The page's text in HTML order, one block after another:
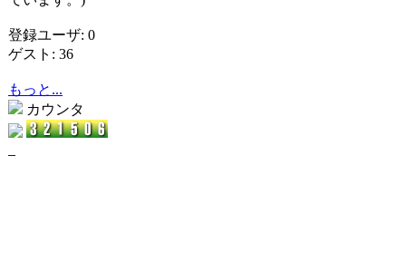
登録ユーザ: 0
ゲスト: 36
もっと...
カウンタ